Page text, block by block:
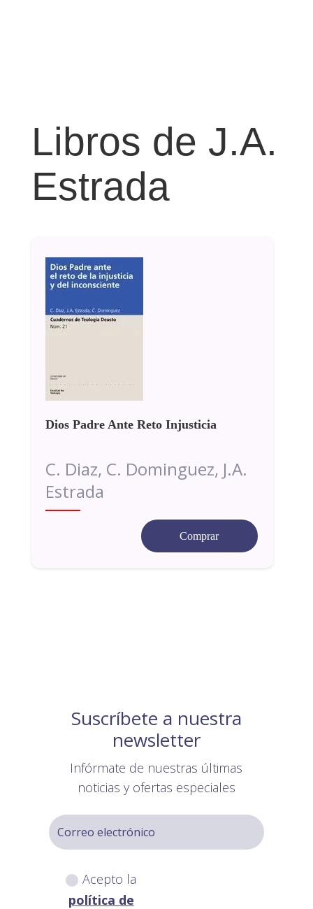
Libros de J.A.
Estrada
Dios Padre Ante Reto Injusticia
C. Diaz, C. Dominguez, J.A.
Estrada
Comprar
Suscríbete a nuestra
newsletter
Infórmate de nuestras últimas
noticias y ofertas especiales
Acepto la
política de